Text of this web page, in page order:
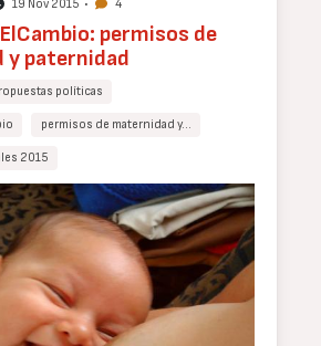
19 Nov 2015 • 4
permisos de
y paternidad
políticas
permisos de maternidad y…
2015